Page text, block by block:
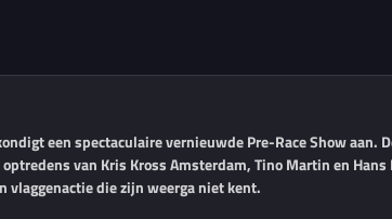
een spectaculaire vernieuwde Pre-Race Show aan.
van Kris Kross Amsterdam, Tino Martin en
vlaggenactie die zijn weerga niet kent.